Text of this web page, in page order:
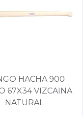
HACHA 900
67X34 VIZCAINA
NATURAL